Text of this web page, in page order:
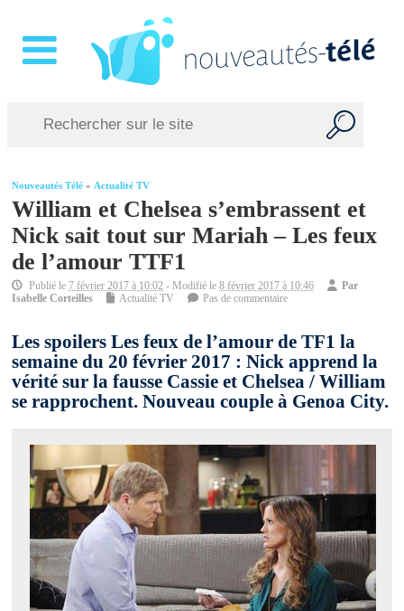
Nouveautés Télé »Actualité TV
William et Chelsea s’embrassent et
Nick sait tout sur Mariah – Les feux
de l’amour TTF1
Publié le 7 février 2017 à 10:02 - Modifié le8 février 2017 à 10:46
Par
Isabelle Corteilles
Actualité TV Pas de commentaire
Les spoilers Les feux de l’amour de TF1 la
semaine du 20 février 2017 : Nick apprend la
vérité sur la fausse Cassie et Chelsea / William
se rapprochent. Nouveau couple à Genoa City.